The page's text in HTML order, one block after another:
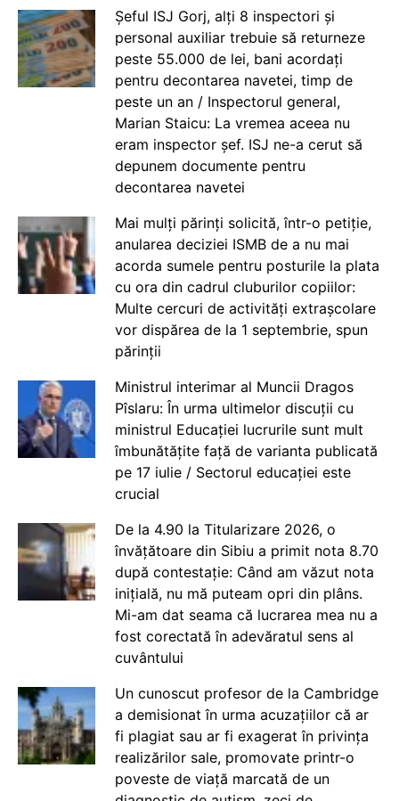
Șeful ISJ Gorj, alți 8 inspectori și
personal auxiliar trebuie să returneze
peste 55.000 de lei, bani acordați
pentru decontarea navetei, timp de
peste un an / Inspectorul general,
Marian Staicu: La vremea aceea nu
eram inspector șef. ISJ ne-a cerut să
depunem documente pentru
decontarea navetei
Mai mulți părinți solicită, într-o petiție,
anularea deciziei ISMB de a nu mai
acorda sumele pentru posturile la plata
cu ora din cadrul cluburilor copiilor:
Multe cercuri de activități extrașcolare
vor dispărea de la 1 septembrie, spun
părinții
Ministrul interimar al Muncii Dragos
Pîslaru: În urma ultimelor discuții cu
ministrul Educației lucrurile sunt mult
îmbunătățite față de varianta publicată
pe 17 iulie / Sectorul educației este
crucial
De la 4.90 la Titularizare 2026, o
învățătoare din Sibiu a primit nota 8.70
după contestație: Când am văzut nota
inițială, nu mă puteam opri din plâns.
Mi-am dat seama că lucrarea mea nu a
fost corectată în adevăratul sens al
cuvântului
Un cunoscut profesor de la Cambridge
a demisionat în urma acuzațiilor că ar
fi plagiat sau ar fi exagerat în privința
realizărilor sale, promovate printr-o
poveste de viață marcată de un